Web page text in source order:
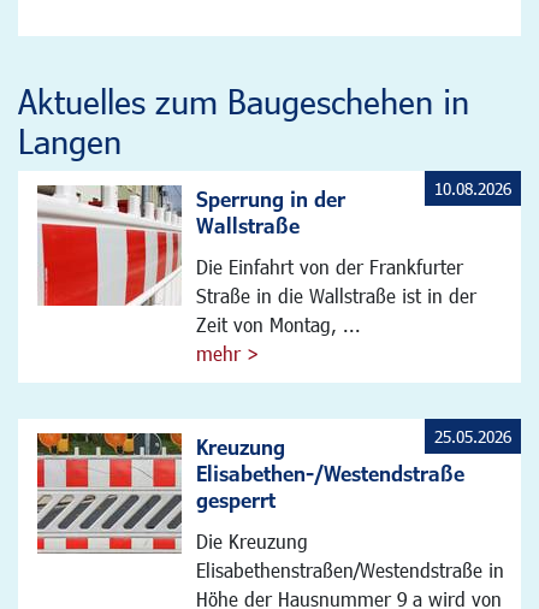
Aktuelles zum Baugeschehen in
Langen
Sperrung in der
Wallstraße
Die Einfahrt von der Frankfurter
Straße in die Wallstraße ist in der
Zeit von Montag, ...
mehr >
10.08.2026
Kreuzung
Elisabethen-/Westendstraße
gesperrt
Die Kreuzung
Elisabethenstraßen/Westendstraße in
Höhe der Hausnummer 9 a wird von
25.05.2026